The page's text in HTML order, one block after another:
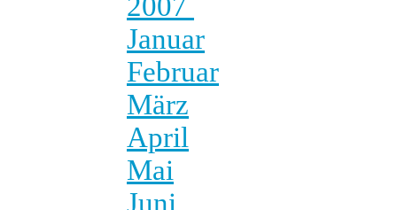
Januar
Februar
März
April
Mai
Juni